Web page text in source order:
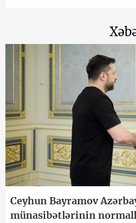
Ceyhun Bayramov
münasibətlərinin